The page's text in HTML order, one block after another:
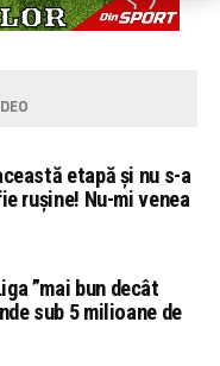
etapă și nu s-a
rușine! Nu-mi venea
”mai bun decât
sub 5 milioane de